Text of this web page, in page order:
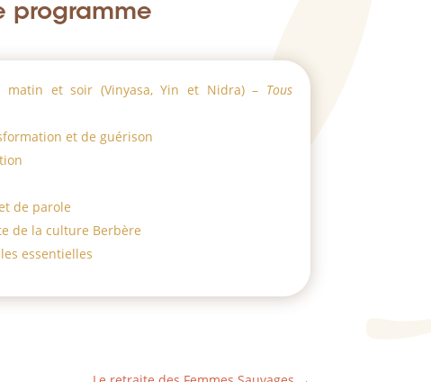
programme
matin et soir (Vinyasa, Yin et Nidra) – Tous
et de guérison
de parole
de la culture Berbère
essentielles